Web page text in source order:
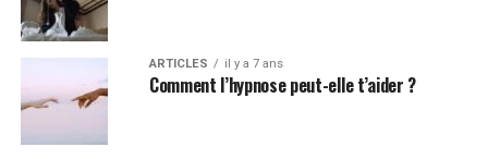
ARTICLES il y a 7 ans
Comment l’hypnose peut-elle t’aider ?